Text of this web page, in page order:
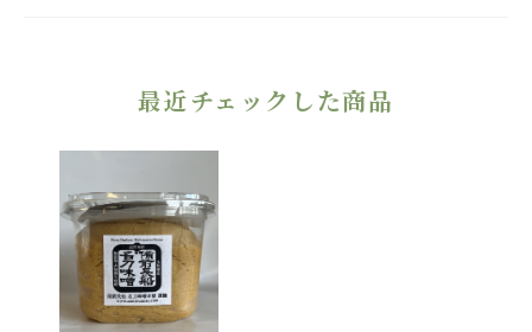
最近チェックした商品